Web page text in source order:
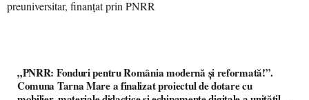
„PNRR: Fonduri pentru România modernă și reformată!”.
Comuna Tarna Mare a finalizat proiectul de dotare cu